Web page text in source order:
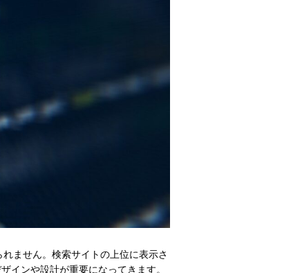
ません。検索サイトの上位に表示さ
インや設計が重要になってきます。